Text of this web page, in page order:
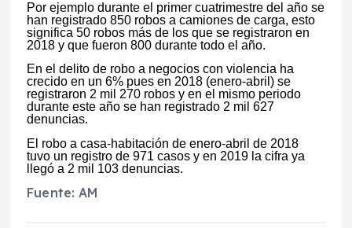
Por ejemplo durante el primer cuatrimestre del año se
han registrado 850 robos a camiones de carga, esto
significa 50 robos más de los que se registraron en
2018 y que fueron 800 durante todo el año.
En el delito de robo a negocios con violencia ha
crecido en un 6% pues en 2018 (enero-abril) se
registraron 2 mil 270 robos y en el mismo periodo
durante este año se han registrado 2 mil 627
denuncias.
El robo a casa-habitación de enero-abril de 2018
tuvo un registro de 971 casos y en 2019 la cifra ya
llegó a 2 mil 103 denuncias.
Fuente: AM